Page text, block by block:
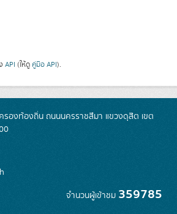
API (ให้ดู คู่มือ API).
รองท้องถิ่น ถนนนครราชสีมา แขวงดุสิต เขต
จำนวนผู้เข้าชม 359785